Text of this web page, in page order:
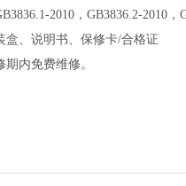
2010，GB3836.2-2010，
盒、说明书、保修卡/合格证
内免费维修。